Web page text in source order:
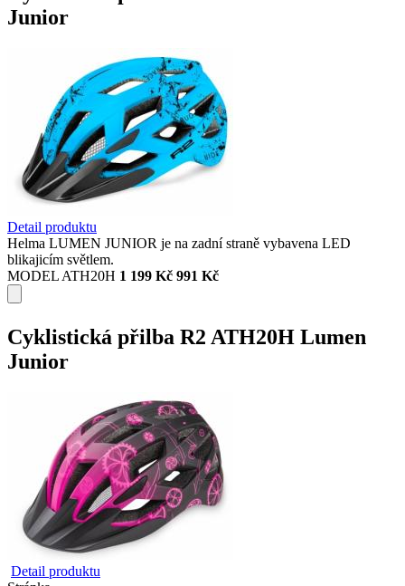
Junior
Detail produktu
Helma LUMEN JUNIOR je na zadní straně vybavena LED
blikajicím světlem.
MODEL ATH20H 1 199 Kč 991 Kč
Cyklistická přilba R2 ATH20H Lumen
Junior
Detail produktu